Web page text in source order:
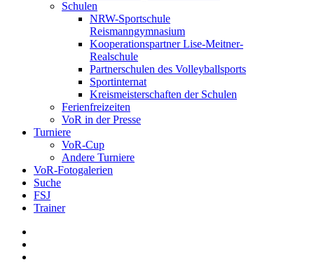
Schulen
NRW-Sportschule
Reismanngymnasium
Kooperationspartner Lise-Meitner-
Realschule
Partnerschulen des Volleyballsports
Sportinternat
Kreismeisterschaften der Schulen
Ferienfreizeiten
VoR in der Presse
Turniere
VoR-Cup
Andere Turniere
VoR-Fotogalerien
Suche
FSJ
Trainer